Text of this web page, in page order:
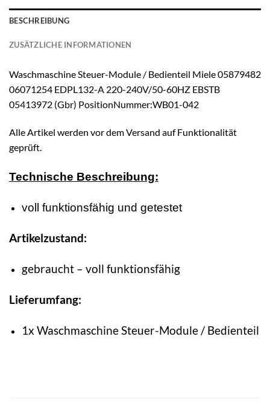
BESCHREIBUNG
ZUSÄTZLICHE INFORMATIONEN
Waschmaschine Steuer-Module / Bedienteil Miele 05879482
06071254 EDPL132-A 220-240V/50-60HZ EBSTB
05413972 (Gbr) PositionNummer:WB01-042
Alle Artikel werden vor dem Versand auf Funktionalität
geprüft.
Technische Beschreibung:
voll funktionsfähig und getestet
Artikelzustand:
gebraucht – voll funktionsfähig
Lieferumfang:
1x Waschmaschine Steuer-Module / Bedienteil